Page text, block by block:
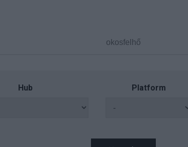
Hub Platform